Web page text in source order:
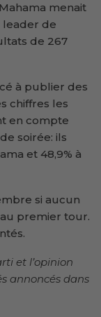
menait
leader de
de 267
à publier des
chiffres les
en compte
soirée: ils
et 48,9% à
si aucun
au premier tour.
et l’opinion
annoncés dans